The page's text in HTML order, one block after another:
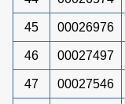
45 00026976
46 00027497
47 00027546